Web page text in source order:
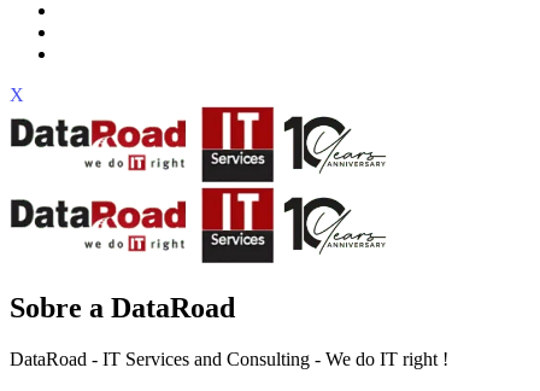
X
Sobre a DataRoad
DataRoad - IT Services and Consulting - We do IT right !